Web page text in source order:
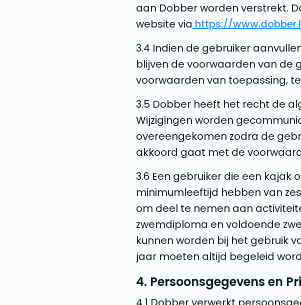
aan Dobber worden verstrekt.
website via https://
3.4 Indien de gebruiker
blijven de voorwaarden van de
voorwaarden van toepassing,
3.5 Dobber heeft het recht de
Wijzigingen worden
overeengekomen zodra de
akkoord gaat met de
3.6 Een gebruiker die een kajak
minimumleeftijd hebben van
om deel te nemen aan
zwemdiploma en voldoende
kunnen worden bij het gebruik
jaar moeten altijd begeleid
4. Persoonsgegevens en